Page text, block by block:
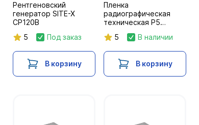
Рентгеновский
генератор SITE-X
CP120B
5
Под заказ
В корзину
Пленка
радиографическая
техническая Р5
5 В наличии
В корзину